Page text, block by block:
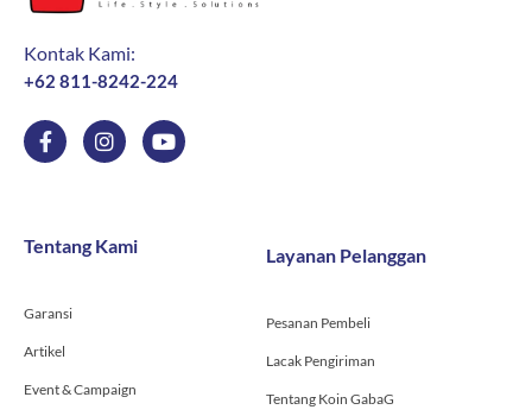
Kontak Kami:
+62 811-8242-224
F
a
c
o
f
I
n
s
g
r
Y
o
u
Tentang Kami
Garansi
Artikel
Event & Campaign
Layanan Pelanggan
Pesanan Pembeli
Lacak Pengiriman
Tentang Koin GabaG